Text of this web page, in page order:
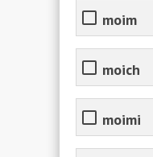
moim
moich
moimi